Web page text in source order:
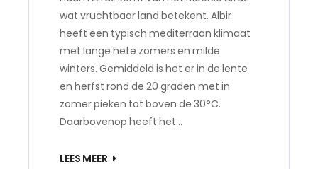
wat vruchtbaar land betekent. Albir
heeft een typisch mediterraan klimaat
met lange hete zomers en milde
winters. Gemiddeld is het er in de lente
en herfst rond de 20 graden met in
zomer pieken tot boven de 30°C.
Daarbovenop heeft het…
LEES MEER